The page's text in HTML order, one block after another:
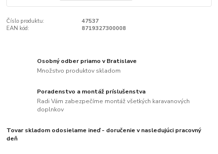
Číslo produktu:
47537
EAN kód:
8719327300008
Osobný odber priamo v Bratislave
Množstvo produktov skladom
Poradenstvo a montáž príslušenstva
Radi Vám zabezpečíme montáž všetkých karavanových
doplnkov
Tovar skladom odosielame ineď - doručenie v nasledujúci pracovný
deň